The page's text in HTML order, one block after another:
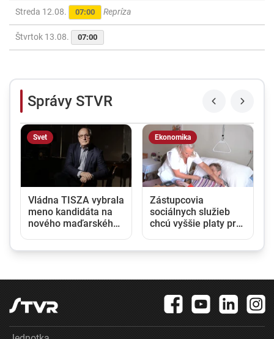
Streda 12.08. 07:00 Repríza
Štvrtok 13.08. 07:00
Správy STVR
Svet
Vládna TISZA vybrala
meno kandidáta na
nového maďarského
Ekonomika
Zástupcovia
sociálnych služieb
chcú vyššie platy pre